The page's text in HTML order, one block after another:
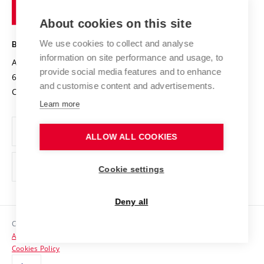
Projects
Projects from Structural Funds
Specific University Research
Safe University
Organization Structure
Official notice board
Personal Data Protection
Support and development of employees and students
Contacts
Technology
BRNO UNIVERSITY OF TECHNOLOGY
Antonínská 548/1
602 00 Brno
Czech Republic
www.vut.cz
vut@vutbr.cz
Copyright © 2026 VUT
Accessibility Statement
Cookies Policy
About cookies on this site
We use cookies to collect and analyse
information on site performance and usage, to
provide social media features and to enhance
and customise content and advertisements.
Learn more
ALLOW ALL COOKIES
Cookie settings
Deny all